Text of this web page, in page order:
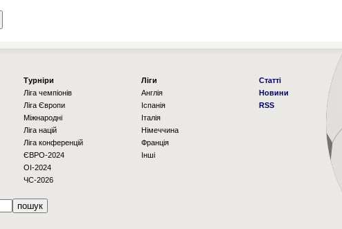
Турніри
Ліга чемпіонів
Ліга Європи
Міжнародні
Ліга націй
Ліга конференцій
ЄВРО-2024
OI-2024
ЧС-2026
Ліги
Англія
Іспанія
Італія
Німеччина
Франція
Інші
Статті
Новини
RSS